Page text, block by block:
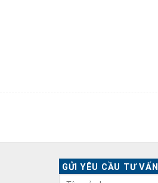
GỬI YÊU CẦU TƯ VẤN